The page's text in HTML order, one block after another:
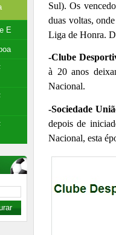
E
Sul). Os
duas voltas,
Liga de Honra.
-Clube
à 20 anos
Nacional.
-Sociedade
depois de
Nacional, esta